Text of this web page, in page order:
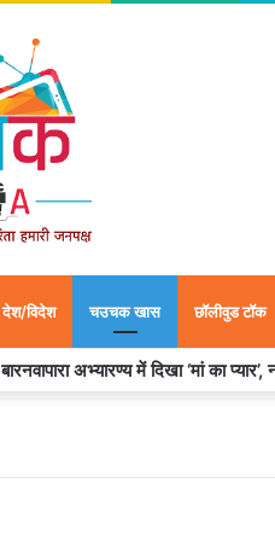
देश/विदेश चउचक खास छॉलीवुड टॉक
बारनवापारा अभ्यारण्य में दिखा ‘मां का